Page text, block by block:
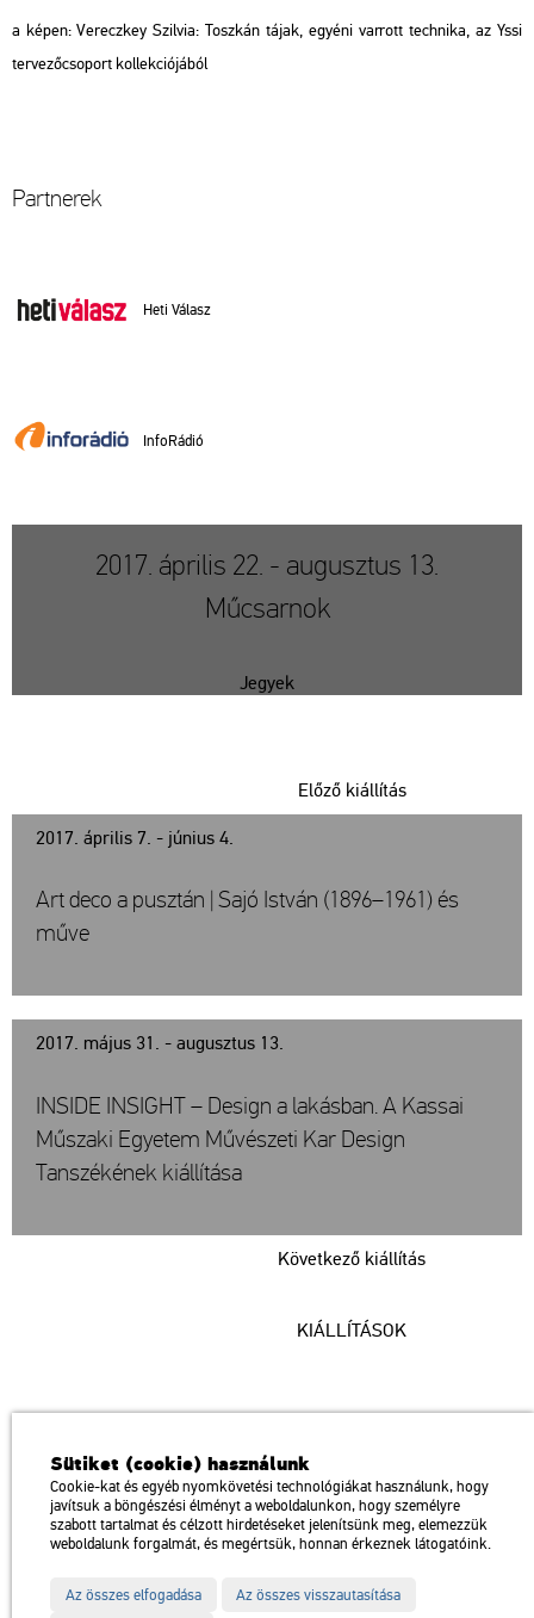
a képen: Ve­recz­key Szil­via: Tosz­kán tájak, egyé­ni var­rott tech­ni­ka, az Yssi
ter­ve­ző­cso­port kol­lek­ci­ó­já­ból
Part­ne­rek
Heti Vá­lasz
In­fo­Rá­dió
2017. április 22. - augusztus 13.
Műcsarnok
Jegyek
2017. április 7. - június 4.
Előző kiállítás
Art deco a pusztán | Sajó István (1896–1961) és
műve
2017. május 31. - augusztus 13.
Következő kiállítás
INSIDE INSIGHT – Design a lakásban. A Kassai
Műszaki Egyetem Művészeti Kar Design
Tanszékének kiállítása
KIÁLLÍTÁSOK
a Magyar Művészeti Akadémia intézménye
1146 Budapest, Dózsa György út 37.
Megközelíthető: Millenniumi Földalatti Vasút – Hősök tere megálló
Trolibusz: 75, 79 / Autóbusz: 20, 30, 105
Impresszum Sitemap Adatvédelem
térkép
Sütiket (cookie) használunk
Cookie-kat és egyéb nyomkövetési technológiákat használunk, hogy
javítsuk a böngészési élményt a weboldalunkon, hogy személyre
szabott tartalmat és célzott hirdetéseket jelenítsünk meg, elemezzük
weboldalunk forgalmát, és megértsük, honnan érkeznek látogatóink.
Az összes elfogadása Az összes visszautasítása